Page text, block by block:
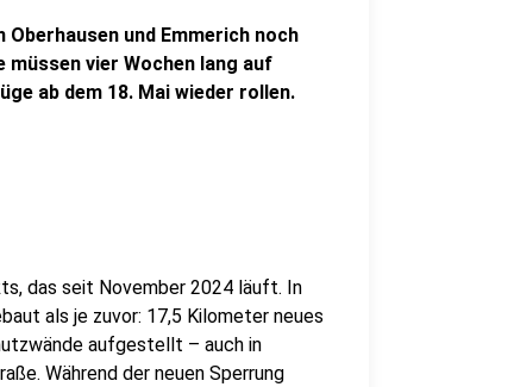
und Emmerich noch
vier Wochen lang auf
ab dem 18. Mai wieder rollen.
das seit November 2024 läuft. In
als je zuvor: 17,5 Kilometer neues
aufgestellt – auch in
Während der neuen Sperrung